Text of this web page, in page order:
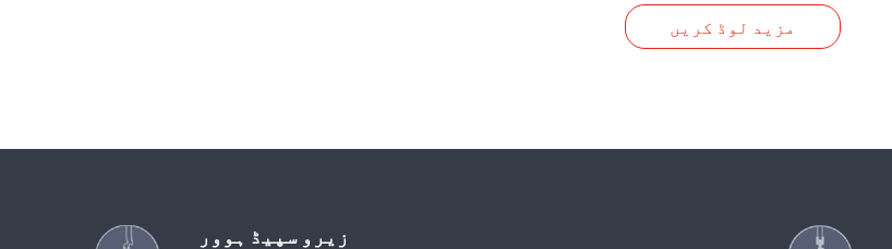
مزید لوڈ کریں
زیرو سپیڈ ہوور